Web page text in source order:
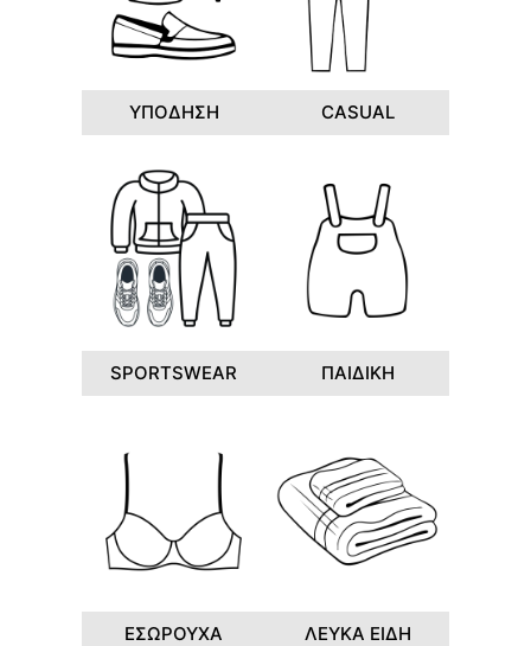
ΥΠΟΔΗΣΗ CASUAL
SPORTSWEAR ΠΑΙΔΙΚΗ
ΕΣΩΡΟΥΧΑ ΛΕΥΚΑ ΕΙΔΗ